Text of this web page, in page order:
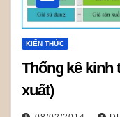
KIẾN THỨC
Thống kê kinh
xuất)